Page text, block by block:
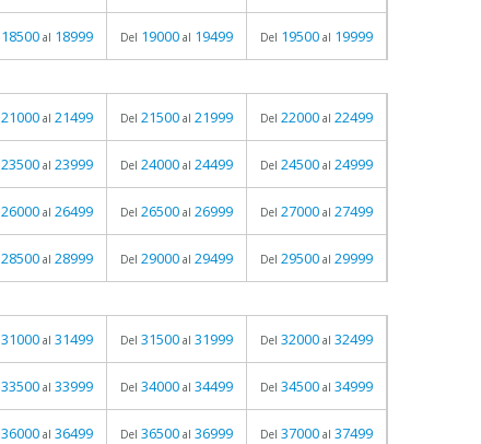
18500 al 18999 Del 19000 al 19499 Del 19500 al 19999
21000 al 21499 Del 21500 al 21999 Del 22000 al 22499
23500 al 23999 Del 24000 al 24499 Del 24500 al 24999
26000 al 26499 Del 26500 al 26999 Del 27000 al 27499
28500 al 28999 Del 29000 al 29499 Del 29500 al 29999
31000 al 31499 Del 31500 al 31999 Del 32000 al 32499
33500 al 33999 Del 34000 al 34499 Del 34500 al 34999
36000 al 36499 Del 36500 al 36999 Del 37000 al 37499